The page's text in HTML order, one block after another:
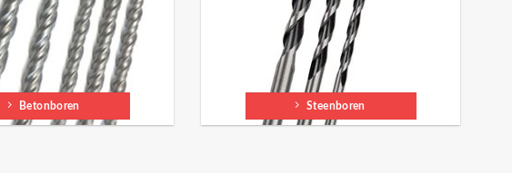
Betonboren Steenboren